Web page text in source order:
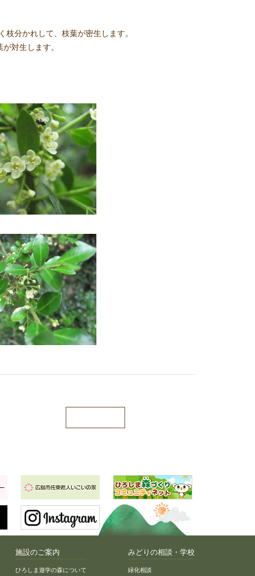
分かれして、枝葉が密生します。
対生します。
施設のご案内
ひろしま遊学の森について
みどりの相談・学校
緑化相談